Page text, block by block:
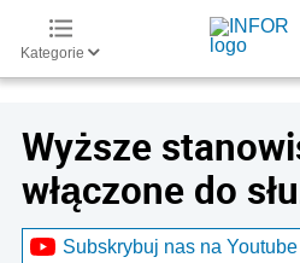
Kategorie
Wyższe
włączone do
Subskrybuj nas na Youtube